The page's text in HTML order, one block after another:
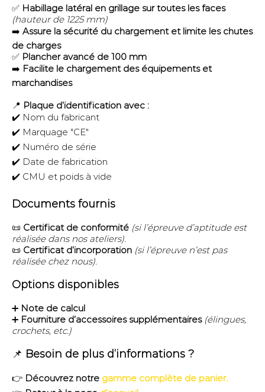
✅ Habillage latéral en grillage sur toutes les faces
(hauteur de 1225 mm)
➡️ Assure la sécurité du chargement et limite les chutes
de charges
✅ Plancher avancé de 100 mm
➡️ Facilite le chargement des équipements et
marchandises
📍 Plaque d’identification avec :
✔️ Nom du fabricant
✔️ Marquage "CE"
✔️ Numéro de série
✔️ Date de fabrication
✔️ CMU et poids à vide
Documents fournis
📜 Certificat de conformité (si l’épreuve d’aptitude est
réalisée dans nos ateliers).
📜 Certificat d’incorporation (si l’épreuve n’est pas
réalisée chez nous).
Options disponibles
➕ Note de calcul
➕ Fourniture d’accessoires supplémentaires (élingues,
crochets, etc.)
📌 Besoin de plus d’informations ?
👉 Découvrez notre gamme complète de panier.